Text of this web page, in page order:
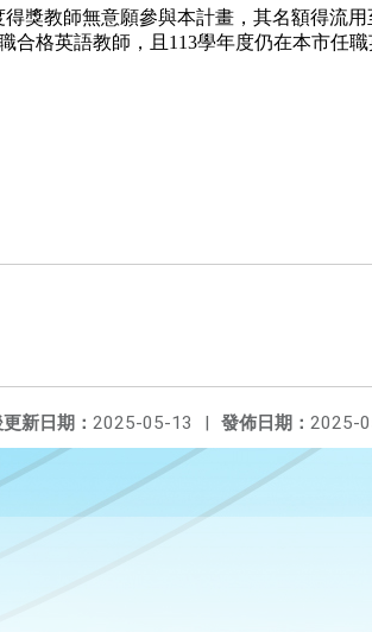
得獎教師無意願參與本計畫，其名額得流用
合格英語教師，且 113學年度仍在本市任
發佈日期： 2025-
新日期： 2025-05-13 |